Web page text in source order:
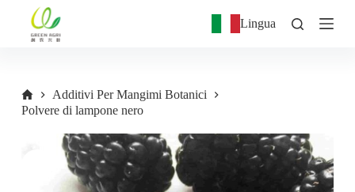
Lingua
Additivi Per Mangimi Botanici
Polvere di lampone nero